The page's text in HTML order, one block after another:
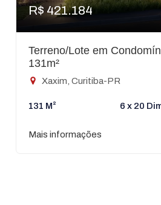
R$ 421.184
Terreno/Lote em
131m²
Xaxim, Curitiba-PR
131 M² 6 x 20
Mais informações